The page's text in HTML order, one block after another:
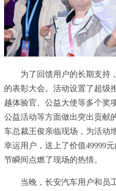
为了回馈用户的长期支持
的表彰大会。活动设置了超级
越体验官、公益大使等多个奖
公益活动等方面做出突出贡献
车总裁王俊亲临现场，为活动
幸运用户，送上了价值49999
节瞬间点燃了现场的热情。
当晚，长安汽车用户和员